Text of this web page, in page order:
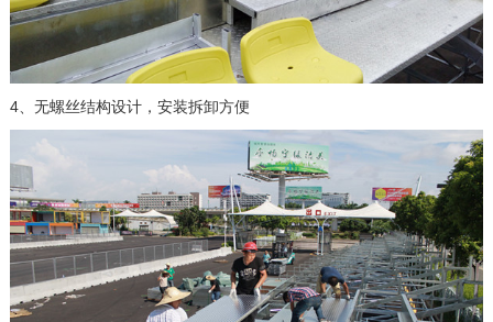
4、无螺丝结构设计，安装拆卸方便